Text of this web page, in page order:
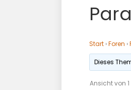
Start ›Foren ›
Dieses
Ansicht von